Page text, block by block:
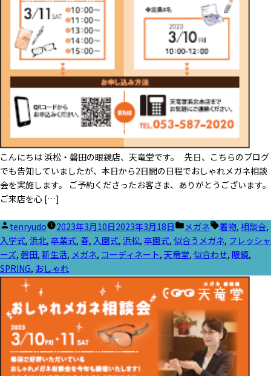
こんにちは 浜松・磐田の眼鏡店、天竜堂です。 先日、こちらのブログ
でも告知していましたが、本日から2日間の日程でおしゃれメガネ相談
会を実施します。 ご予約くださったお客さま、ありがとうございます。
ご来店を心 […]
投
稿
者:
tenryudo 2023年3月10日2023年3月18日
カ
テ
ゴ
ー:
メガネ
タ
グ:
着物, 相談会,
入学式, 浜北, 卒業式, 春, 入園式, 浜松, 卒園式, 似合うメガネ, フレッシャ
ーズ, 磐田, 新生活, メガネ, コーディネート, 天竜堂, 似合わせ, 眼鏡,
SPRING, おしゃれ